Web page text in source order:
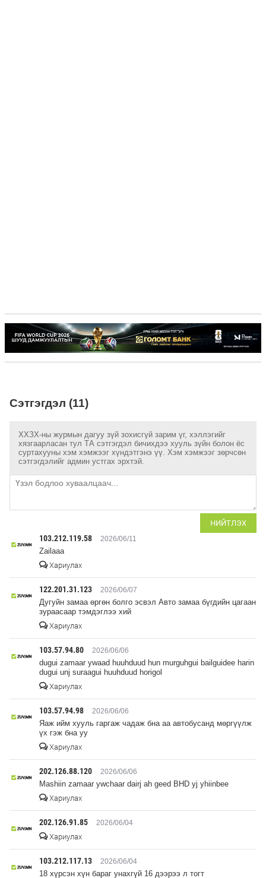
Сэтгэгдэл (11)
ХХЗХ-ны журмын дагуу зүй зохисгүй зарим үг, хэллэгийг
хязгаарласан тул ТА сэтгэгдэл бичихдээ хууль зүйн болон ёс
суртахууны хэм хэмжээг хүндэтгэнэ үү. Хэм хэмжээг зөрчсөн
сэтгэгдэлийг админ устгах эрхтэй.
НИЙТЛЭХ
103.212.119.58 2026/06/11
Zailaaa
Хариулах
122.201.31.123 2026/06/07
Дугуйн замаа өргөн болго эсвэл Авто замаа бүгдийн цагаан
зураасаар тэмдэглээ хий
Хариулах
103.57.94.80 2026/06/06
dugui zamaar ywaad huuhduud hun murguhgui bailguidee harin
dugui unj suraagui huuhduud horigol
Хариулах
103.57.94.98 2026/06/06
Яаж ийм хууль гаргаж чадаж бна аа автобусанд мөргүүлж
үх гэж бна уу
Хариулах
202.126.88.120 2026/06/06
Mashiin zamaar ywchaar dairj ah geed BHD yj yhiinbee
Хариулах
202.126.91.85 2026/06/04
Хариулах
103.212.117.13 2026/06/04
18 хүрсэн хүн бараг унахгүй 16 дээрээ л тогт